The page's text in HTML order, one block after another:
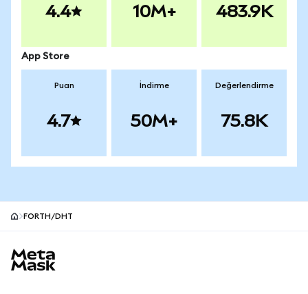
4.4 10M+ 483.9K
App Store
Puan
4.7
İndirme
50M+
Değerlendirme
75.8K
FORTH/DHT